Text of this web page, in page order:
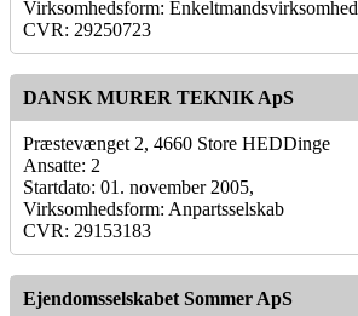
Virksomhedsform: Enkeltmandsvirksomhed
CVR: 29250723
DANSK MURER TEKNIK ApS
Præstevænget 2, 4660 Store HEDDinge
Ansatte: 2
Startdato: 01. november 2005,
Virksomhedsform: Anpartsselskab
CVR: 29153183
Ejendomsselskabet Sommer ApS